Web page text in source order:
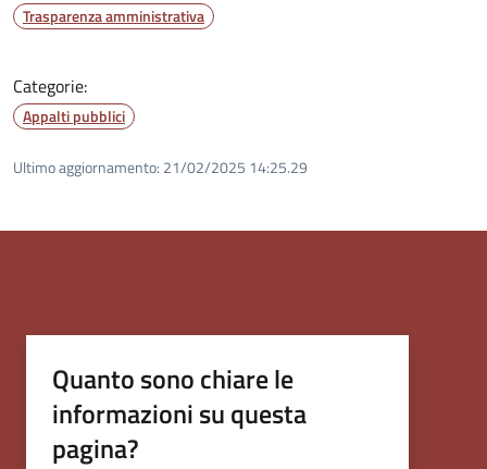
Trasparenza amministrativa
Categorie:
Appalti pubblici
Ultimo aggiornamento: 21/02/2025 14:25.29
Quanto sono chiare le
informazioni su questa
pagina?